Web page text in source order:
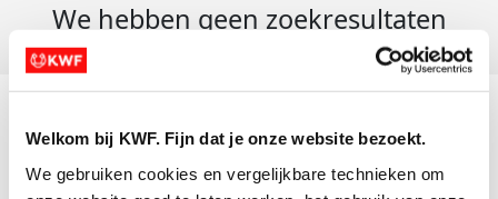
Welkom bij KWF. Fijn dat je onze website bezoekt.
We gebruiken cookies en vergelijkbare technieken om
We hebben geen zoekresultaten
Actiematerialen
Evenementen